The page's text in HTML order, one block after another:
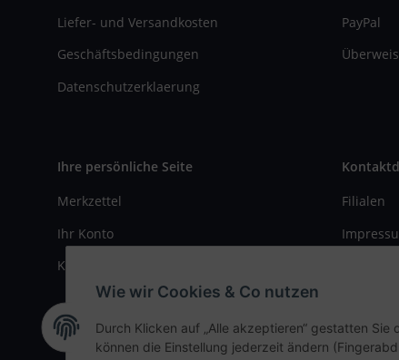
Liefer- und Versandkosten
Geschäftsbedingungen
Datenschutzerklaerung
PayPal
Ihre persönliche Seite
Merkzettel
Ihr Konto
Kasse
Filialen
Wie wir Cookies & Co nutzen
Durch Klicken auf „Alle akzeptieren“ gestatten
können die Einstellung jederzeit ändern